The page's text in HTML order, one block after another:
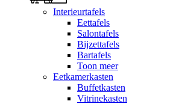
Interieurtafels
Eettafels
Salontafels
Bijzettafels
Bartafels
Toon meer
Eetkamerkasten
Buffetkasten
Vitrinekasten